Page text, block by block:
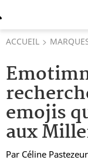
ACCUEIL
emojis
aux
Par Céline Pastezeur